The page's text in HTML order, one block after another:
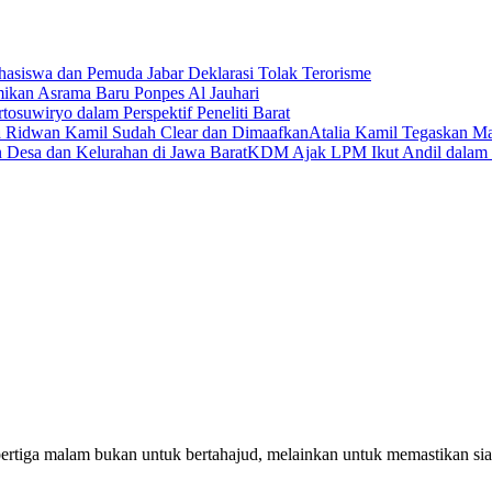
dan Pemuda Jabar Deklarasi Tolak Terorisme
Asrama Baru Ponpes Al Jauhari
dalam Perspektif Peneliti Barat
Atalia Kamil Tegaskan
KDM Ajak LPM Ikut Andil dalam
malam bukan untuk bertahajud, melainkan untuk memastikan